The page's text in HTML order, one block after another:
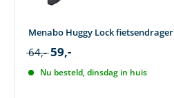
Menabo Huggy Lock fietsendrager
64,- 59,-
Nu besteld, dinsdag in huis